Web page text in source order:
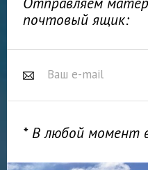
почтовый ящик:
* В любой момент